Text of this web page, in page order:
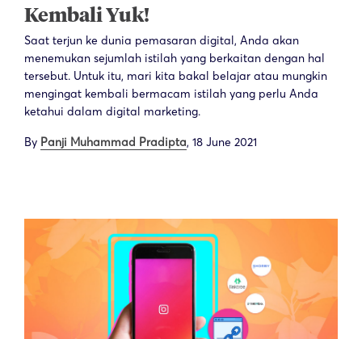
Kembali Yuk!
Saat terjun ke dunia pemasaran digital, Anda akan
menemukan sejumlah istilah yang berkaitan dengan hal
tersebut. Untuk itu, mari kita bakal belajar atau mungkin
mengingat kembali bermacam istilah yang perlu Anda
ketahui dalam digital marketing.
By Panji Muhammad Pradipta, 18 June 2021